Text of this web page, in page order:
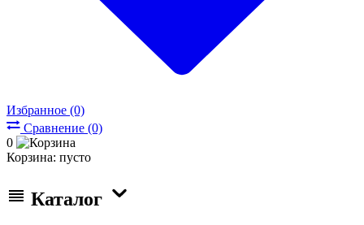
Избранное (0)
Сравнение (0)
0
Корзина: пусто
Каталог